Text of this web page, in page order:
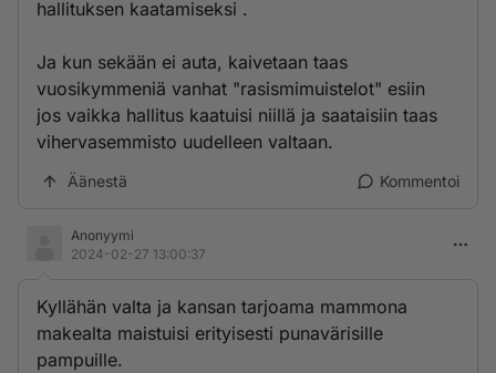
hallituksen kaatamiseksi .
Ja kun sekään ei auta, kaivetaan taas
vuosikymmeniä vanhat "rasismimuistelot" esiin
jos vaikka hallitus kaatuisi niillä ja saataisiin taas
vihervasemmisto uudelleen valtaan.
Äänestä Kommentoi
Anonyymi
2024-02-27 13:00:37
Kyllähän valta ja kansan tarjoama mammona
makealta maistuisi erityisesti punavärisille
pampuille.